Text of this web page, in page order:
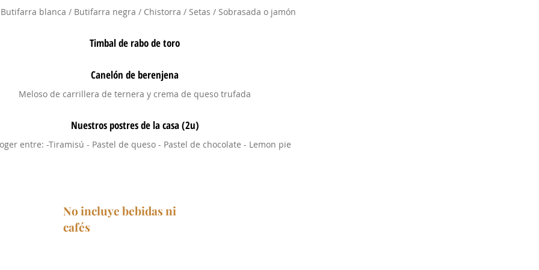
blanca / Butifarra negra / Chistorra / Setas / Sobrasada o jamón
Timbal de rabo de toro
Canelón de berenjena
Meloso de carrillera de ternera y crema de queso trufada
Nuestros postres de la casa (2u)
entre: -Tiramisú - Pastel de queso - Pastel de chocolate - Lemon pie
No incluye bebidas ni
cafés